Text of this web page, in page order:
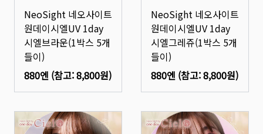
NeoSight 네오사이트
원데이시엘UV 1day
시엘브라운(1박스 5개
들이)
880엔 (참고:8,800원)
NeoSight 네오사이트
원데이시엘UV 1day
시엘그레쥬(1박스 5개
들이)
880엔 (참고:8,800원)